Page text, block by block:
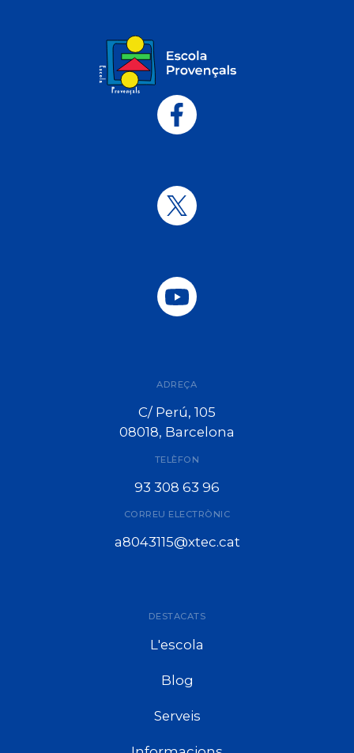
ADREÇA
C/ Perú, 105
08018, Barcelona
TELÈFON
93 308 63 96
CORREU ELECTRÒNIC
a8043115@xtec.cat
DESTACATS
L'escola
Blog
Serveis